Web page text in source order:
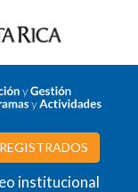
institucional